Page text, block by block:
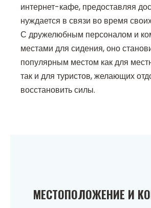
интернет-кафе, предоставляя
нуждается в связи во время
С дружелюбным персоналом и
местами для сидения, оно
популярным местом как для
так и для туристов, желающих
восстановить силы.
МЕСТОПОЛОЖЕНИЕ И